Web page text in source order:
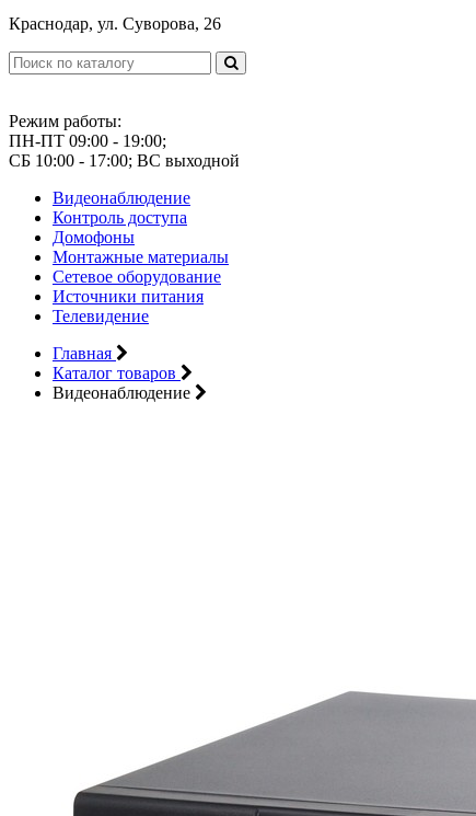
Краснодар, ул. Суворова, 26
Режим работы:
ПН-ПТ 09:00 - 19:00;
СБ 10:00 - 17:00; ВС выходной
Видеонаблюдение
Контроль доступа
Домофоны
Монтажные материалы
Сетевое оборудование
Источники питания
Телевидение
Главная
Каталог товаров
Видеонаблюдение